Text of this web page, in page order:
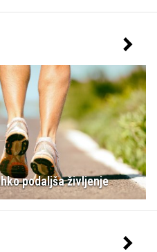
podaljša življenje